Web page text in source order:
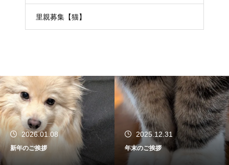
里親募集【猫】
2026.01.08
新年のご挨拶
2025.12.31
年末のご挨拶